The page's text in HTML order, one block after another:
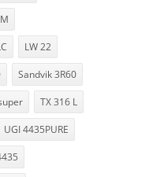
LW 22
Sandvik 3R60
TX 316 L
UGI 4435PURE